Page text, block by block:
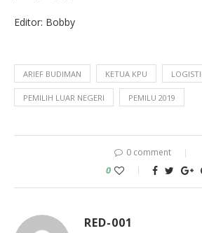
Editor: Bobby
ARIEF BUDIMAN KETUA KPU
PEMILIH LUAR NEGERI PEMILU 2019
0 comment
0
RED-001